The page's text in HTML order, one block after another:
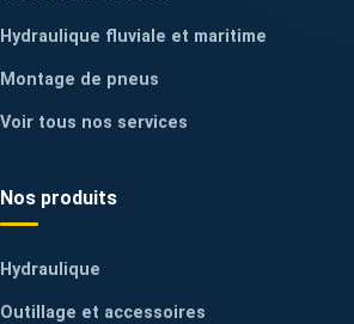
Hydraulique fluviale et maritime
Montage de pneus
Voir tous nos services
Nos produits
Hydraulique
Outillage et accessoires